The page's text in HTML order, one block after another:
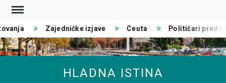
Skip
content
Zajedničke izjave Ceuta Političari pred rat
HLADNA ISTINA